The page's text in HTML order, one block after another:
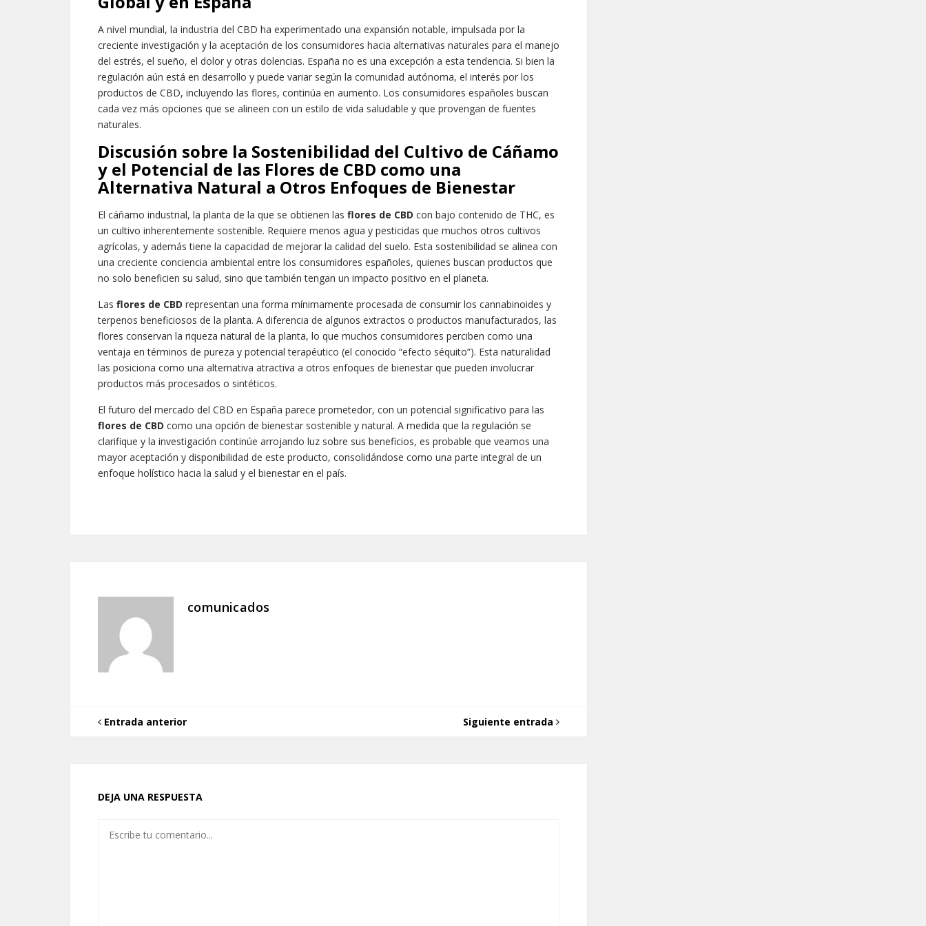
A nivel mundial, la industria del CBD ha experimentado una expansión notable, impulsada por la
creciente investigación y la aceptación de los consumidores hacia alternativas naturales para el manejo
del estrés, el sueño, el dolor y otras dolencias. España no es una excepción a esta tendencia. Si bien la
regulación aún está en desarrollo y puede variar según la comunidad autónoma, el interés por los
productos de CBD, incluyendo las flores, continúa en aumento. Los consumidores españoles buscan
cada vez más opciones que se alineen con un estilo de vida saludable y que provengan de fuentes
naturales.
Discusión sobre la Sostenibilidad del Cultivo de Cáñamo
y el Potencial de las Flores de CBD como una
Alternativa Natural a Otros Enfoques de Bienestar
El cáñamo industrial, la planta de la que se obtienen las flores de CBD con bajo contenido de THC, es
un cultivo inherentemente sostenible. Requiere menos agua y pesticidas que muchos otros cultivos
agrícolas, y además tiene la capacidad de mejorar la calidad del suelo. Esta sostenibilidad se alinea con
una creciente conciencia ambiental entre los consumidores españoles, quienes buscan productos que
no solo beneficien su salud, sino que también tengan un impacto positivo en el planeta.
Las flores de CBD representan una forma mínimamente procesada de consumir los cannabinoides y
terpenos beneficiosos de la planta. A diferencia de algunos extractos o productos manufacturados, las
flores conservan la riqueza natural de la planta, lo que muchos consumidores perciben como una
ventaja en términos de pureza y potencial terapéutico (el conocido “efecto séquito”). Esta naturalidad
las posiciona como una alternativa atractiva a otros enfoques de bienestar que pueden involucrar
productos más procesados o sintéticos.
El futuro del mercado del CBD en España parece prometedor, con un potencial significativo para las
flores de CBD como una opción de bienestar sostenible y natural. A medida que la regulación se
clarifique y la investigación continúe arrojando luz sobre sus beneficios, es probable que veamos una
mayor aceptación y disponibilidad de este producto, consolidándose como una parte integral de un
enfoque holístico hacia la salud y el bienestar en el país.
comunicados
Entrada anterior Siguiente entrada
DEJA UNA RESPUESTA